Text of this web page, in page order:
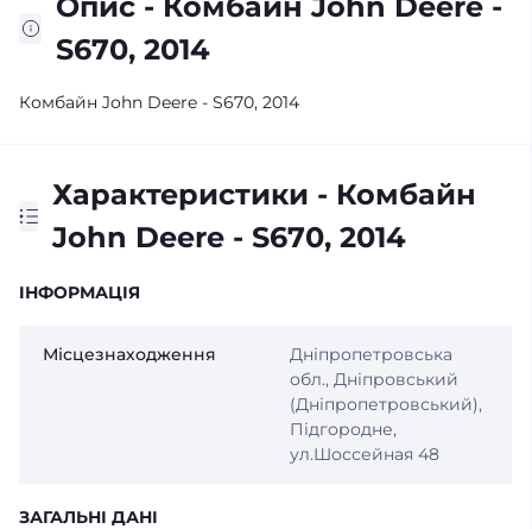
S670, 2014
Комбайн John Deere - S670, 2014
Характеристики - Комбайн
John Deere - S670, 2014
IНФОРМАЦІЯ
Місцезнаходження
Дніпропетровська
обл., Дніпровський
(Дніпропетровський),
Підгородне,
ул.Шоссейная 48
ЗАГАЛЬНІ ДАНІ